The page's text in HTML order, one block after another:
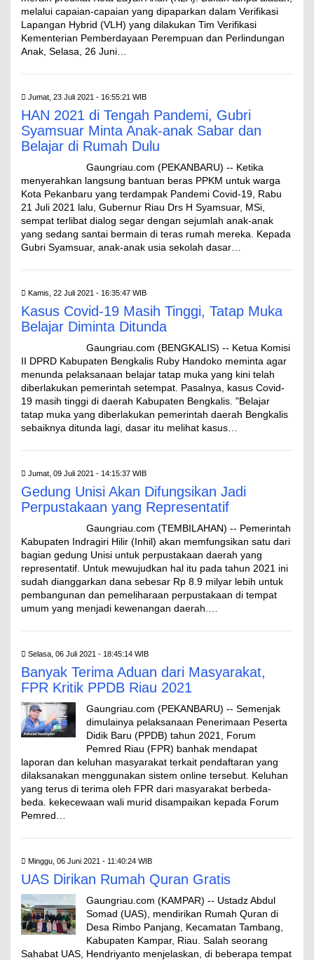
melalui capaian-capaian yang dipaparkan dalam Verifikasi
Lapangan Hybrid (VLH) yang dilakukan Tim Verifikasi
Kementerian Pemberdayaan Perempuan dan Perlindungan
Anak, Selasa, 26 Juni…
Jumat, 23 Juli 2021 - 16:55:21 WIB
HAN 2021 di Tengah Pandemi, Gubri
Syamsuar Minta Anak-anak Sabar dan
Belajar di Rumah Dulu
Gaungriau.com (PEKANBARU) -- Ketika
menyerahkan langsung bantuan beras PPKM untuk warga
Kota Pekanbaru yang terdampak Pandemi Covid-19, Rabu
21 Juli 2021 lalu, Gubernur Riau Drs H Syamsuar, MSi,
sempat terlibat dialog segar dengan sejumlah anak-anak
yang sedang santai bermain di teras rumah mereka. Kepada
Gubri Syamsuar, anak-anak usia sekolah dasar…
Kamis, 22 Juli 2021 - 16:35:47 WIB
Kasus Covid-19 Masih Tinggi, Tatap Muka
Belajar Diminta Ditunda
Gaungriau.com (BENGKALIS) -- Ketua Komisi
II DPRD Kabupaten Bengkalis Ruby Handoko meminta agar
menunda pelaksanaan belajar tatap muka yang kini telah
diberlakukan pemerintah setempat. Pasalnya, kasus Covid-
19 masih tinggi di daerah Kabupaten Bengkalis. "Belajar
tatap muka yang diberlakukan pemerintah daerah Bengkalis
sebaiknya ditunda lagi, dasar itu melihat kasus…
Jumat, 09 Juli 2021 - 14:15:37 WIB
Gedung Unisi Akan Difungsikan Jadi
Perpustakaan yang Representatif
Gaungriau.com (TEMBILAHAN) -- Pemerintah
Kabupaten Indragiri Hilir (Inhil) akan memfungsikan satu dari
bagian gedung Unisi untuk perpustakaan daerah yang
representatif. Untuk mewujudkan hal itu pada tahun 2021 ini
sudah dianggarkan dana sebesar Rp 8.9 milyar lebih untuk
pembangunan dan pemeliharaan perpustakaan di tempat
umum yang menjadi kewenangan daerah.…
Selasa, 06 Juli 2021 - 18:45:14 WIB
Banyak Terima Aduan dari Masyarakat,
FPR Kritik PPDB Riau 2021
Gaungriau.com (PEKANBARU) -- Semenjak
dimulainya pelaksanaan Penerimaan Peserta
Didik Baru (PPDB) tahun 2021, Forum
Pemred Riau (FPR) banhak mendapat
laporan dan keluhan masyarakat terkait pendaftaran yang
dilaksanakan menggunakan sistem online tersebut. Keluhan
yang terus di terima oleh FPR dari masyarakat berbeda-
beda. kekecewaan wali murid disampaikan kepada Forum
Pemred…
Minggu, 06 Juni 2021 - 11:40:24 WIB
UAS Dirikan Rumah Quran Gratis
Gaungriau.com (KAMPAR) -- Ustadz Abdul
Somad (UAS), mendirikan Rumah Quran di
Desa Rimbo Panjang, Kecamatan Tambang,
Kabupaten Kampar, Riau. Salah seorang
Sahabat UAS, Hendriyanto menjelaskan, di beberapa tempat